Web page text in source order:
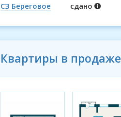
СЗ Береговое сдано
Квартиры в продаже